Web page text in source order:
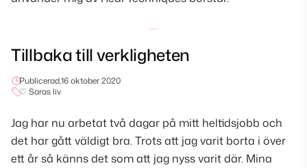
Tillbaka till verkligheten
Publicerad,16 oktober 2020
♡ Saras liv
Jag har nu arbetat två dagar på mitt heltidsjobb och
det har gått väldigt bra. Trots att jag varit borta i över
ett år så känns det som att jag nyss varit där. Mina